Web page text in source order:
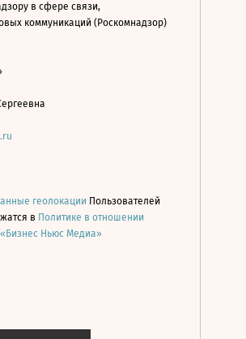
в сфере связи,
коммуникаций (Роскомнадзор)
геолокации Пользователей
в Политике в отношении
Ньюс Медиа»